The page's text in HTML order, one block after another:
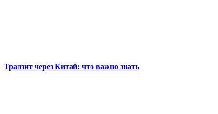
Транзит через Китай: что важно знать